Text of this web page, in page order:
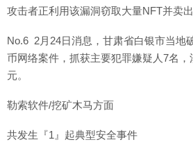
攻击者正利用该漏洞窃取大量NFT并卖出
No.6 2月24日消息，甘肃省白银市当地
币网络案件，抓获主要犯罪嫌疑人7名
元。
勒索软件/挖矿木马方面
共发生『1』起典型安全事件